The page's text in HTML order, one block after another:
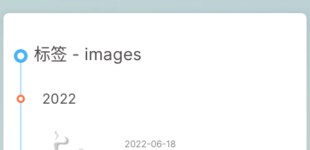
标签 - images
2022
2022-06-18